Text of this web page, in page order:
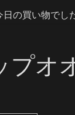
の買い物でし
プオ